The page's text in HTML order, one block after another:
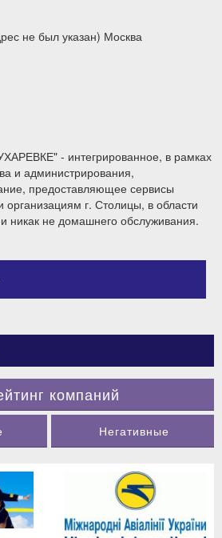
не был указан) Москва
- интегрированное, в рамках
и администрирования,
предоставляющее сервисы
г. Столицы, в области
никак не домашнего обслуживания.
компаний
Негативные